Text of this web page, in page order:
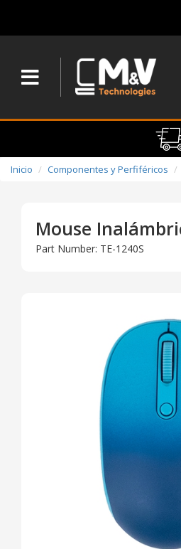
Inicio Componentes y Perfiféricos
Mouse
Part Number: TE-1240S